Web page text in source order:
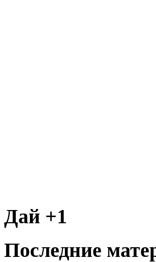
Дай +1
Последние